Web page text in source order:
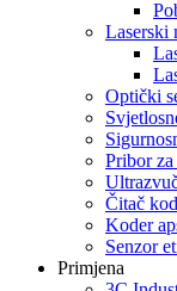
Laserski
Optički
Pribor za
Čitač
Koder
Senzor
Primjena